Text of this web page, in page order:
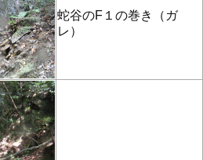
蛇谷のF１の巻き（ガ
レ）